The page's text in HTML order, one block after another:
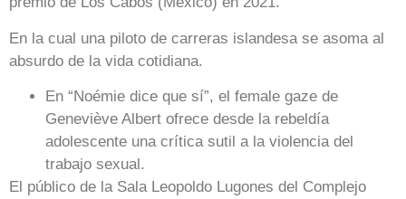
En la cual una piloto de carreras islandesa se asoma al
absurdo de la vida cotidiana.
En “Noémie dice que sí”, el female gaze de
Geneviève Albert ofrece desde la rebeldía
adolescente una crítica sutil a la violencia del
trabajo sexual.
El público de la Sala Leopoldo Lugones del Complejo